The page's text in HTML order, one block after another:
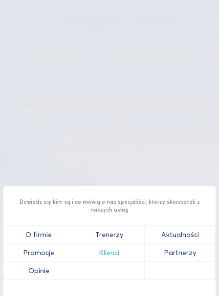
Dowiedz się kim są i co mówią o nas specjaliści, którzy skorzystali z
naszych usług
O firmie Trenerzy Aktualności
Promocje Klienci Partnerzy
Opinie